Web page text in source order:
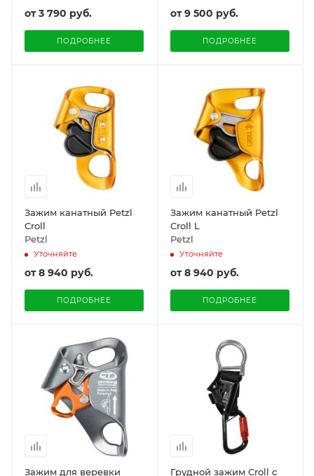
от3 790 руб.
ПОДРОБНЕЕ
от9 500 руб.
ПОДРОБНЕЕ
Зажим канатный Petzl
Croll
Petzl
Уточняйте
от8 940 руб.
ПОДРОБНЕЕ
Зажим канатный Petzl
Croll L
Petzl
Уточняйте
от8 940 руб.
ПОДРОБНЕЕ
Зажим для веревки
Грудной зажим Croll с